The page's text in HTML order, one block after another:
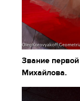
Звание
Михайлова.